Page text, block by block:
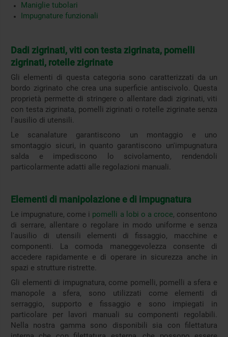
Maniglie tubolari
Impugnature funzionali
Dadi zigrinati, viti con testa zigrinata, pomelli
zigrinati, rotelle zigrinate
Gli elementi di questa categoria sono caratterizzati da un
bordo zigrinato che crea una superficie antiscivolo. Questa
proprietà permette di stringere o allentare dadi zigrinati, viti
con testa zigrinata, pomelli zigrinati o rotelle zigrinate senza
l'ausilio di utensili.
Le scanalature garantiscono un montaggio e uno
smontaggio sicuri, in quanto garantiscono un'impugnatura
salda e impediscono lo scivolamento, rendendoli
particolarmente adatti alle regolazioni manuali.
Elementi di manipolazione e di impugnatura
Le impugnature, come i pomelli a lobi o a croce, consentono
di serrare, allentare o regolare in modo uniforme e senza
l'ausilio di utensili elementi di fissaggio, macchine e
componenti. La comoda maneggevolezza consente di
accedere rapidamente e di operare in sicurezza anche in
spazi e strutture ristrette.
Gli elementi di impugnatura, come pomelli, pomelli a sfera e
manopole a sfera, sono utilizzati come elementi di
serraggio, supporto e fissaggio e sono impiegati in
particolare per lavori manuali su componenti regolabili.
Nella nostra gamma sono disponibili sia con filettatura